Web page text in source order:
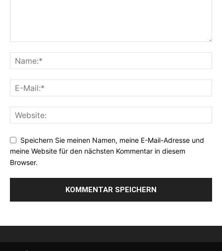
Speichern Sie meinen Namen, meine E-Mail-Adresse und
meine Website für den nächsten Kommentar in diesem
Browser.